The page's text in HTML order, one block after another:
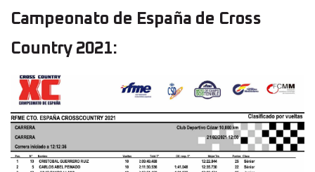
Campeonato de España de Cross
Country 2021: